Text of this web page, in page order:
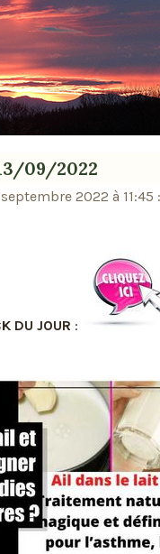
09/2022
2022 à 11:45
DU JOUR :